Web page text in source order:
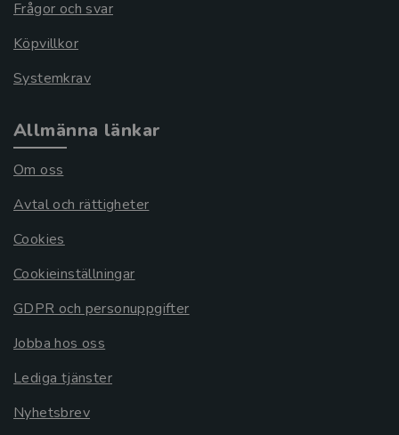
Frågor och svar
Köpvillkor
Systemkrav
Allmänna länkar
Om oss
Avtal och rättigheter
Cookies
Cookieinställningar
GDPR och personuppgifter
Jobba hos oss
Lediga tjänster
Nyhetsbrev